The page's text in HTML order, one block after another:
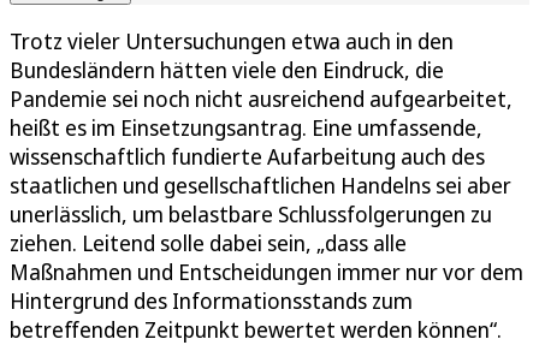
Trotz vieler Untersuchungen etwa auch in den
Bundesländern hätten viele den Eindruck, die
Pandemie sei noch nicht ausreichend aufgearbeitet,
heißt es im Einsetzungsantrag. Eine umfassende,
wissenschaftlich fundierte Aufarbeitung auch des
staatlichen und gesellschaftlichen Handelns sei aber
unerlässlich, um belastbare Schlussfolgerungen zu
ziehen. Leitend solle dabei sein, „dass alle
Maßnahmen und Entscheidungen immer nur vor dem
Hintergrund des Informationsstands zum
betreffenden Zeitpunkt bewertet werden können“.